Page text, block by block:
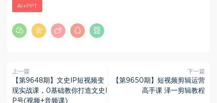
AI+PPT
上一篇
【第9648期】文史IP短视频变
现实战课，0基础教你打造文史I
P号(视频+音频课)
下一篇
【第9650期】短视频剪辑运营
高手课 泽一剪辑教程